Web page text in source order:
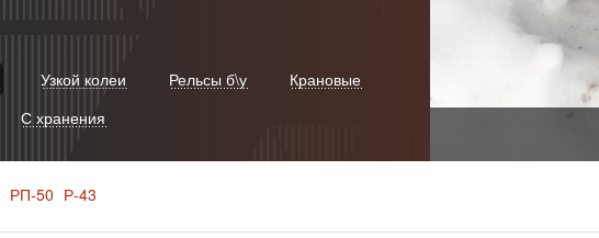
Узкой колеи Рельсы б\у
Крановые
С хранения
РП-50 Р-43